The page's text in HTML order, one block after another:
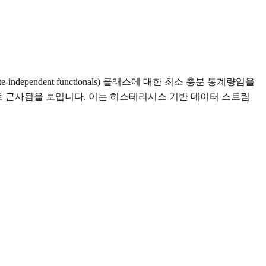
functionals) 클래스에 대한 최소 충분 통계량임을
사됨을 보입니다. 이는 히스테리시스 기반 데이터 스트림